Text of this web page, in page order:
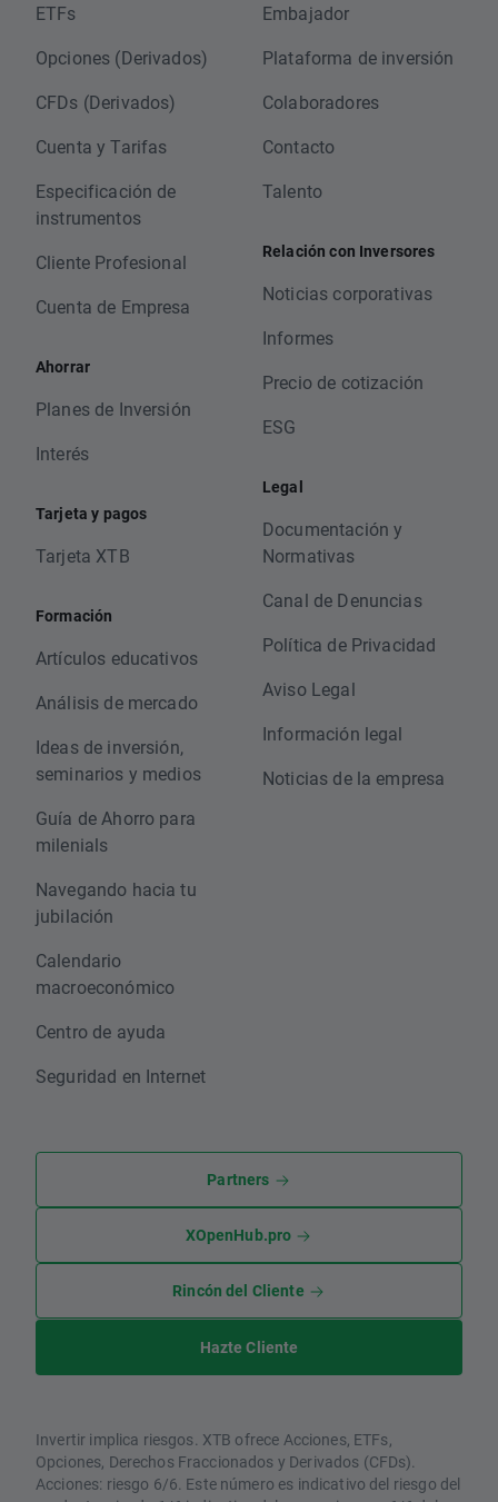
ETFs
Opciones (Derivados)
CFDs (Derivados)
Cuenta y Tarifas
Especificación de
instrumentos
Cliente Profesional
Cuenta de Empresa
Ahorrar
Planes de Inversión
Interés
Tarjeta y pagos
Tarjeta XTB
Formación
Artículos educativos
Análisis de mercado
Ideas de inversión,
seminarios y medios
Guía de Ahorro para
milenials
Navegando hacia tu
jubilación
Calendario
macroeconómico
Centro de ayuda
Seguridad en Internet
Embajador
Plataforma de inversión
Colaboradores
Contacto
Talento
Relación con Inversores
Noticias corporativas
Informes
Precio de cotización
ESG
Legal
Documentación y
Normativas
Canal de Denuncias
Política de Privacidad
Aviso Legal
Información legal
Noticias de la empresa
Partners
XOpenHub.pro
Rincón del Cliente
Hazte Cliente
Invertir implica riesgos. XTB ofrece Acciones, ETFs,
Opciones, Derechos Fraccionados y Derivados (CFDs).
Acciones: riesgo 6/6. Este número es indicativo del riesgo del